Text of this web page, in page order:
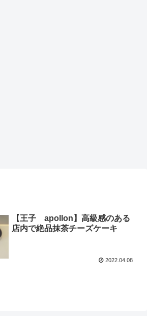
【王子 apollon】高級感のある
店内で絶品抹茶チーズケーキ
2022.04.08